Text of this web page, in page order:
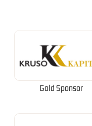
Gold Sponsor